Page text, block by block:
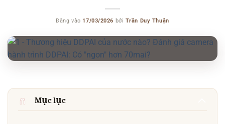
Đăng vào 17/03/2026 bởi Trần Duy Thuận
Mục lục